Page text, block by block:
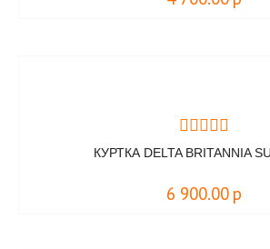
КУРТКА DELTA BRITANNIA
6 900.00 р